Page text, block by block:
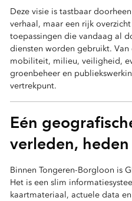
Deze visie is tastbaar
verhaal, maar een rijk
toepassingen die vandaag al
diensten worden gebruikt.
mobiliteit, milieu, veiligheid,
groenbeheer en
vertrekpunt.
Eén
verleden,
Binnen Tongeren-Borgloon is
Het is een slim
kaartmateriaal, actuele data